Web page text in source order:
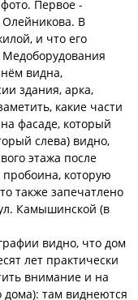
Первое -
Олейникова. В
и что его
Медоборудования
видна,
здания, арка,
какие части
фасаде, который
слева) видно,
этажа после
которую
также запечатлено
Камышинской (в
видно, что дом
лет практически
внимание и на
там виднеются